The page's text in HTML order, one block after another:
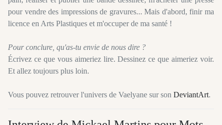
pour vendre des impressions de gravures... Mais d'abord, finir ma
licence en Arts Plastiques et m'occuper de ma santé !
Pour conclure, qu'as-tu envie de nous dire ?
Écrivez ce que vous aimeriez lire. Dessinez ce que aimeriez voir.
Et allez toujours plus loin.
Vous pouvez retrouver l'univers de Vaelyane sur son DeviantArt.